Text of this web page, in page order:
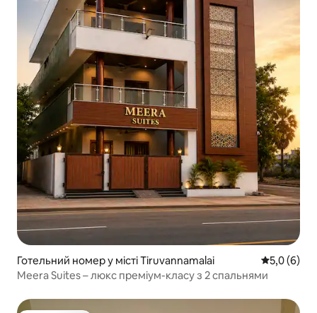
Готельний номер у місті Tiruvannamalai Середня
5,0 (6)
Meera Suites – люкс преміум-класу з 2 спальнями